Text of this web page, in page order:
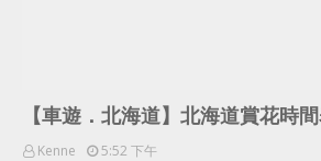
【車遊．北海道】北海道賞花時
Kenne
5:52 下午